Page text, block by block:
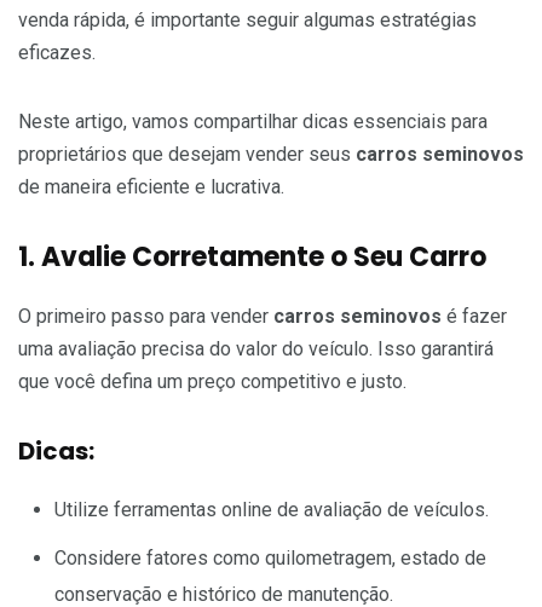
venda rápida, é importante seguir algumas estratégias
eficazes.
Neste artigo, vamos compartilhar dicas essenciais para
proprietários que desejam vender seus carros seminovos
de maneira eficiente e lucrativa.
1. Avalie Corretamente o Seu Carro
O primeiro passo para vender carros seminovos é fazer
uma avaliação precisa do valor do veículo. Isso garantirá
que você defina um preço competitivo e justo.
Dicas:
Utilize ferramentas online de avaliação de veículos.
Considere fatores como quilometragem, estado de
conservação e histórico de manutenção.